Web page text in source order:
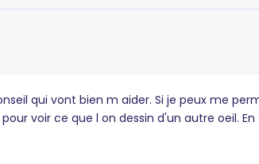
qui vont bien m aider. Si je peux me
voir ce que l on dessin d'un autre oeil.